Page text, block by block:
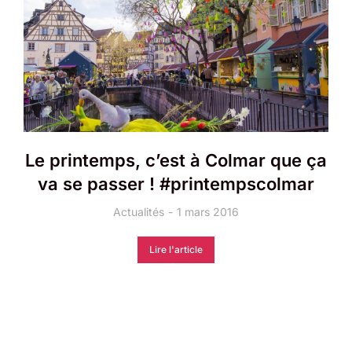
Le printemps, c’est à Colmar que ça
va se passer ! #printempscolmar
Actualités 1 mars 2016
Lire l'article